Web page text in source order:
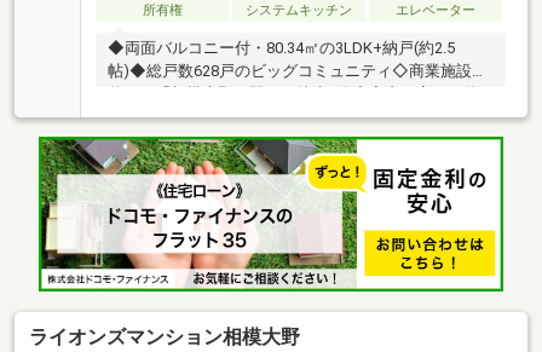
所有権
システムキッチン エレベーター
◆両面バルコニー付・80.34㎡の3LDK+納戸(約2.5
帖)◆総戸数628戸のビッグコミュニティ◇商業施設の
整った「相模大野」駅まで徒歩8分◇室内丁寧にお使
いです。◇空室ですので、お気軽にご内覧ください。
【ライフインフォメーション】・セブンイレブン小田
急文京1丁目店…約400ｍ（徒歩6分）・業務スーパー相
模大野店…約380ｍ（徒歩5分）・ライフ相模大野駅前
店…約700ｍ（徒歩9分）・Odakyu-OX相模大野店…約
640ｍ（徒歩8分）・相模大野中央公園…約220ｍ（徒歩
3分）・谷口台小学校…約720ｍ（徒歩9分）・大野南中
学校…約520ｍ（徒歩7分）
ライオンズマンション相模大野